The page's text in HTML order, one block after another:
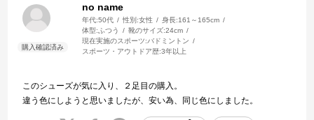
no name
年代:50代 性別:女性 身長:161～165cm
体型: ふつう 靴のサイズ:24cm
現在実施のスポーツ:バドミントン
スポーツ・アウトドア歴:3年以上
このシューズが気に入り、２足目の購入。
違う色にしようと思いましたが、安い為、同じ色にしました。